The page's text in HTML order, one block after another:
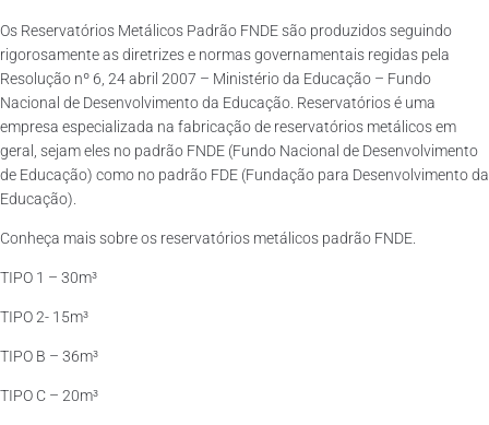
Os Reservatórios Metálicos Padrão FNDE são produzidos seguindo
rigorosamente as diretrizes e normas governamentais regidas pela
Resolução nº 6, 24 abril 2007 – Ministério da Educação – Fundo
Nacional de Desenvolvimento da Educação. Reservatórios é uma
empresa especializada na fabricação de reservatórios metálicos em
geral, sejam eles no padrão FNDE (Fundo Nacional de Desenvolvimento
de Educação) como no padrão FDE (Fundação para Desenvolvimento da
Educação).
Conheça mais sobre os reservatórios metálicos padrão FNDE.
TIPO 1 – 30m³
TIPO 2- 15m³
TIPO B – 36m³
TIPO C – 20m³